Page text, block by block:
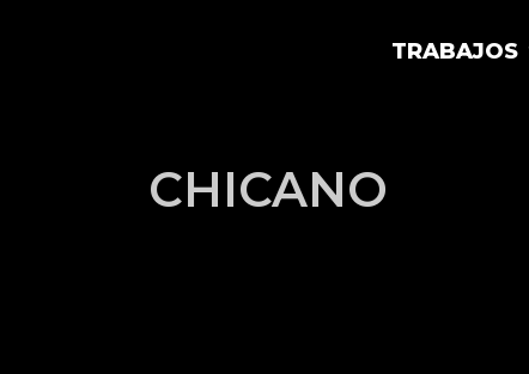
TRABAJOS
CHICANO